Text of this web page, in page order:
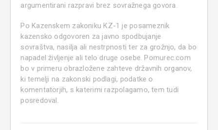
argumentirani razpravi brez sovražnega govora.
Po Kazenskem zakoniku KZ-1 je posameznik
kazensko odgovoren za javno spodbujanje
sovraštva, nasilja ali nestrpnosti ter za grožnjo, da bo
napadel življenje ali telo druge osebe. Pomurec.com
bo v primeru obrazložene zahteve državnih organov,
ki temelji na zakonski podlagi, podatke o
komentatorjih, s katerimi razpolagamo, tem tudi
posredoval.